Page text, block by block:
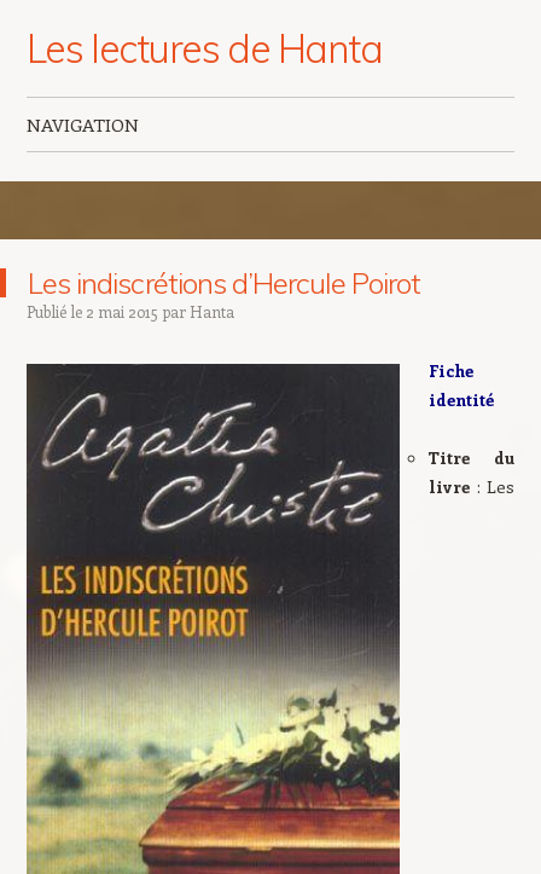
Les lectures de Hanta
NAVIGATION
Les indiscrétions d’Hercule Poirot
Publié le 2 mai 2015 par Hanta
Fiche
identité
Titre du
livre : Les